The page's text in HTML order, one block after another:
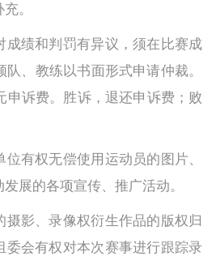
。
绩和判罚有异议，须在比赛成
、教练以书面形式申请仲裁。
申诉费。胜诉，退还申诉费；败
有权无偿使用运动员的图片、
展的各项宣传、推广活动。
影、录像权衍生作品的版权归
委会有权对本次赛事进行跟踪录